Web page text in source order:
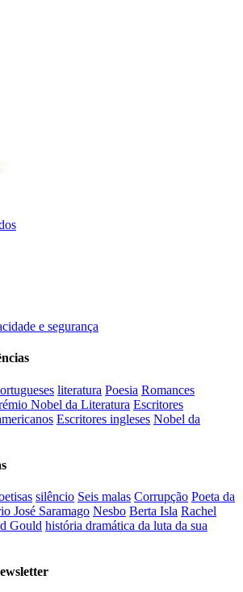
e segurança
literatura Poesia Romances
Nobel da Literatura Escritores
Escritores ingleses Nobel da
silêncio Seis malas Corrupção Poeta da
José Saramago Nesbo Berta Isla Rachel
Gould história dramática da luta da sua